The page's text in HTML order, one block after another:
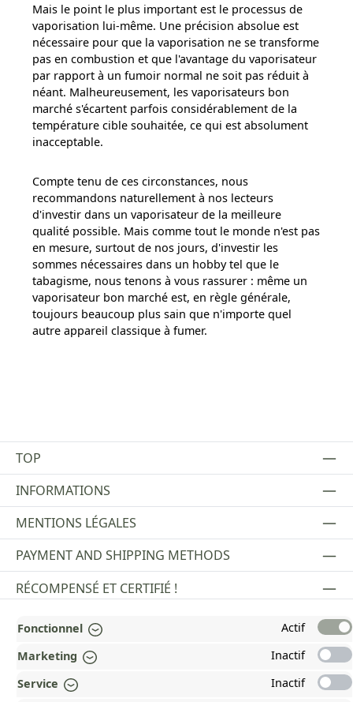
Mais le point le plus important est le processus de
vaporisation lui-même. Une précision absolue est
nécessaire pour que la vaporisation ne se transforme
pas en combustion et que l'avantage du vaporisateur
par rapport à un fumoir normal ne soit pas réduit à
néant. Malheureusement, les vaporisateurs bon
marché s'écartent parfois considérablement de la
température cible souhaitée, ce qui est absolument
inacceptable.
Compte tenu de ces circonstances, nous
recommandons naturellement à nos lecteurs
d'investir dans un vaporisateur de la meilleure
qualité possible. Mais comme tout le monde n'est pas
en mesure, surtout de nos jours, d'investir les
sommes nécessaires dans un hobby tel que le
tabagisme, nous tenons à vous rassurer : même un
vaporisateur bon marché est, en règle générale,
toujours beaucoup plus sain que n'importe quel
autre appareil classique à fumer.
TOP
INFORMATIONS
MENTIONS LÉGALES
PAYMENT AND SHIPPING METHODS
RÉCOMPENSÉ ET CERTIFIÉ !
POURQUOI HEAD&NATURE ?
OUR COMMUNITIES
Fonctionnel
Actif
Marketing
Inactif
Service
Inactif